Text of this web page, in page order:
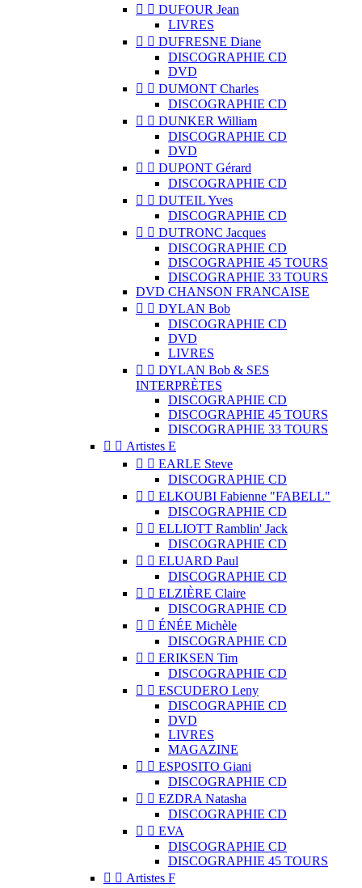
  DUFOUR Jean
LIVRES
  DUFRESNE Diane
DISCOGRAPHIE CD
DVD
  DUMONT Charles
DISCOGRAPHIE CD
  DUNKER William
DISCOGRAPHIE CD
DVD
  DUPONT Gérard
DISCOGRAPHIE CD
  DUTEIL Yves
DISCOGRAPHIE CD
  DUTRONC Jacques
DISCOGRAPHIE CD
DISCOGRAPHIE 45 TOURS
DISCOGRAPHIE 33 TOURS
DVD CHANSON FRANCAISE
  DYLAN Bob
DISCOGRAPHIE CD
DVD
LIVRES
  DYLAN Bob & SES
INTERPRÈTES
DISCOGRAPHIE CD
DISCOGRAPHIE 45 TOURS
DISCOGRAPHIE 33 TOURS
  Artistes E
  EARLE Steve
DISCOGRAPHIE CD
  ELKOUBI Fabienne "FABELL"
DISCOGRAPHIE CD
  ELLIOTT Ramblin' Jack
DISCOGRAPHIE CD
  ELUARD Paul
DISCOGRAPHIE CD
  ELZIÈRE Claire
DISCOGRAPHIE CD
  ÉNÉE Michèle
DISCOGRAPHIE CD
  ERIKSEN Tim
DISCOGRAPHIE CD
  ESCUDERO Leny
DISCOGRAPHIE CD
DVD
LIVRES
MAGAZINE
  ESPOSITO Giani
DISCOGRAPHIE CD
  EZDRA Natasha
DISCOGRAPHIE CD
  EVA
DISCOGRAPHIE CD
DISCOGRAPHIE 45 TOURS
  Artistes F